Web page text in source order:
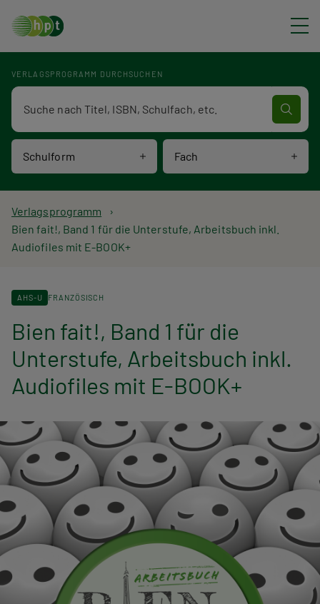
VERLAGSPROGRAMM DURCHSUCHEN
Schulform Fach
Verlagsprogramm Volltextsuche
P
f
d
n
a
v
g
a
t
i
o
n
Verlagsprogramm
Bien fait!, Band 1 für die Unterstufe, Arbeitsbuch inkl.
Audiofiles mit E-BOOK+
AHS-U FRANZÖSISCH
Bien fait!, Band 1 für die
Unterstufe, Arbeitsbuch inkl.
Audiofiles mit E-BOOK+